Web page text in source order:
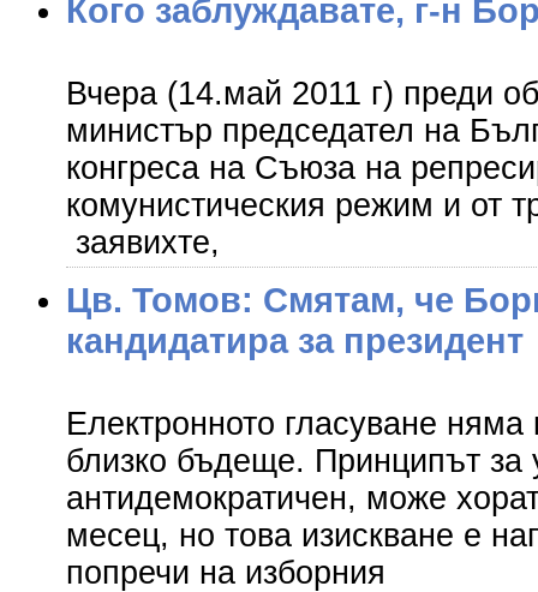
Кого заблуждавате, г-н
Вчера (14.май 2011 г) преди
министър председател на
конгреса на Съюза на
комунистическия режим и от
заявихте,
Цв. Томов: Смятам, че
кандидатира за президент
Електронното гласуване
близко бъдеще. Принципът за
антидемократичен, може
месец, но това изискване е
попречи на изборния